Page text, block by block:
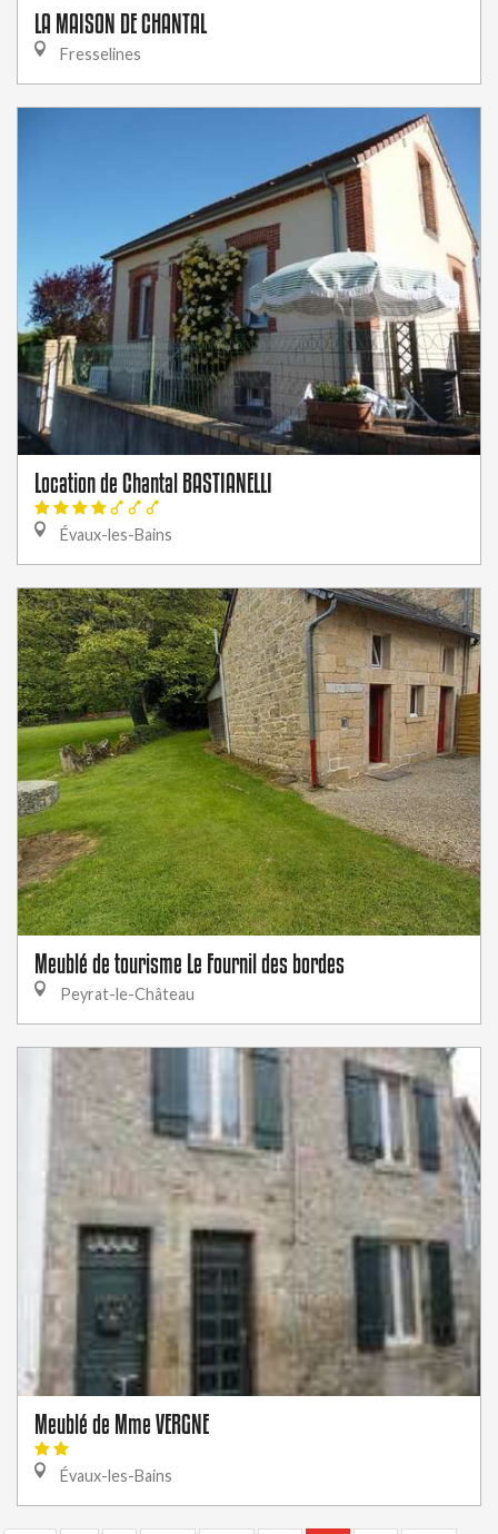
LA MAISON DE CHANTAL
Fresselines
Location de Chantal BASTIANELLI
Évaux-les-Bains
Meublé de tourisme Le Fournil des bordes
Peyrat-le-Château
Meublé de Mme VERGNE
Évaux-les-Bains